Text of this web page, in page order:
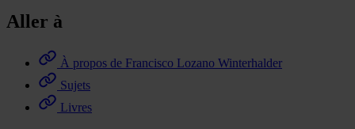
Aller à
À propos de Francisco Lozano Winterhalder
Sujets
Livres